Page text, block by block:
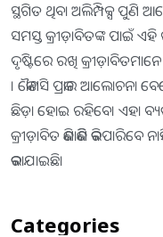
ସ୍ଥଗିତ ଥିବା ଅଲିମ୍ପିକ୍ସ ପୁଣି
ସମସ୍ତ କ୍ରୀଡ଼ାବିତଙ୍କ ପାଇଁ
ଦୃଷ୍ଟିରେ ରଖି କ୍ରୀଡ଼ାବିତମାନେ
। କୌଣସି ପ୍ରକାର ଆଲୋଚନା
ଛିଡ଼ା ହୋଇ ରହିବେ। ଏହା
କ୍ରୀଡ଼ାବିତ କିଣାକିଣି କରିପାରିବେ
କରାଯାଇଛି।
Categories